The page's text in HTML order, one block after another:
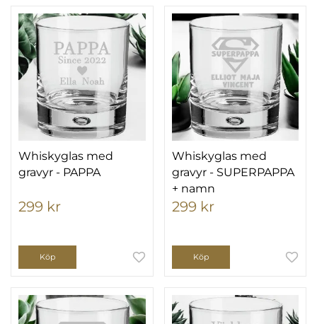
Whiskyglas med
gravyr - PAPPA
299 kr
Köp
Whiskyglas med
gravyr - SUPERPAPPA
+ namn
299 kr
Köp